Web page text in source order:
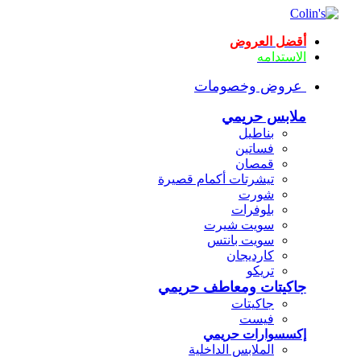
أقضل العروض
الاستدامه
عروض وخصومات
ملابس حريمي
بناطيل
فساتين
قمصان
تيشرتات أكمام قصيرة
شورت
بلوفرات
سويت شيرت
سويت بانتس
كارديجان
تريكو
جاكيتات ومعاطف حريمي
جاكيتات
فيست
إكسسوارات حريمي
الملابس الداخلية